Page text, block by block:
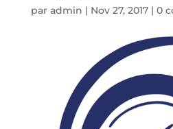
par admin | Nov 27, 2017| 0